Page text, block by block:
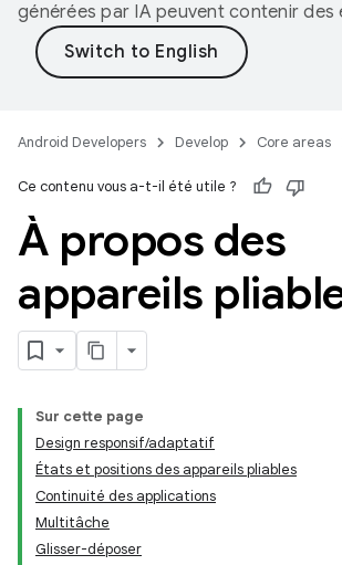
générées par IA peuvent contenir des
Android Developers Develop Core areas
Ce contenu vous a-t-il été utile ?
À propos des
appareils
Sur cette page
Design responsif/adaptatif
États et positions des appareils pliables
Continuité des applications
Multitâche
Glisser-déposer